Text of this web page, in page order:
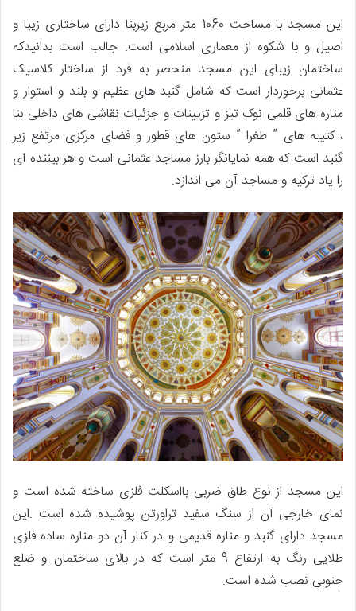
این مسجد با مساحت 1060 متر مربع زیربنا دارای ساختاری زیبا و
اصیل و با شکوه از معماری اسلامی است. جالب است بدانیدکه
ساختمان زیبای این مسجد منحصر به فرد از ساختار کلاسیک
عثمانی برخوردار است که شامل گنبد های عظیم و بلند و استوار و
مناره های قلمی نوک تیز و تزیینات و جزئیات نقاشی های داخلی بنا
، کتیبه های ” طغرا ” ستون های قطور و فضای مرکزی مرتفع زیر
گنبد است که همه نمایانگر بارز مساجد عثمانی است و هر بیننده ای
را یاد ترکیه و مساجد آن می اندازد.
این مسجد از نوع طاق ضربی بااسکلت فلزی ساخته شده است و
نمای خارجی آن از سنگ سفید تراورتن پوشیده شده است .این
مسجد دارای گنبد و مناره قدیمی و در کنار آن دو مناره ساده فلزی
طلایی رنگ به ارتفاع 9 متر است که در بالای ساختمان و ضلع
جنوبی نصب شده است.